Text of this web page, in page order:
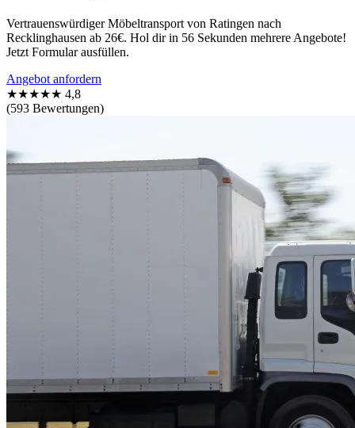
Vertrauenswürdiger Möbeltransport von Ratingen nach
Recklinghausen ab 26€. Hol dir in 56 Sekunden mehrere Angebote!
Jetzt Formular ausfüllen.
Angebot anfordern
★★★★★ 4,8
(593 Bewertungen)